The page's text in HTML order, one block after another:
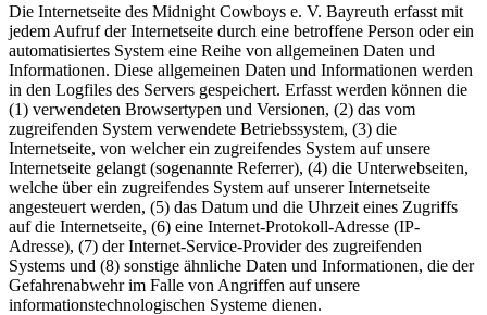
Die Internetseite des Midnight Cowboys e. V. Bayreuth erfasst mit
jedem Aufruf der Internetseite durch eine betroffene Person oder ein
automatisiertes System eine Reihe von allgemeinen Daten und
Informationen. Diese allgemeinen Daten und Informationen werden
in den Logfiles des Servers gespeichert. Erfasst werden können die
(1) verwendeten Browsertypen und Versionen, (2) das vom
zugreifenden System verwendete Betriebssystem, (3) die
Internetseite, von welcher ein zugreifendes System auf unsere
Internetseite gelangt (sogenannte Referrer), (4) die Unterwebseiten,
welche über ein zugreifendes System auf unserer Internetseite
angesteuert werden, (5) das Datum und die Uhrzeit eines Zugriffs
auf die Internetseite, (6) eine Internet-Protokoll-Adresse (IP-
Adresse), (7) der Internet-Service-Provider des zugreifenden
Systems und (8) sonstige ähnliche Daten und Informationen, die der
Gefahrenabwehr im Falle von Angriffen auf unsere
informationstechnologischen Systeme dienen.